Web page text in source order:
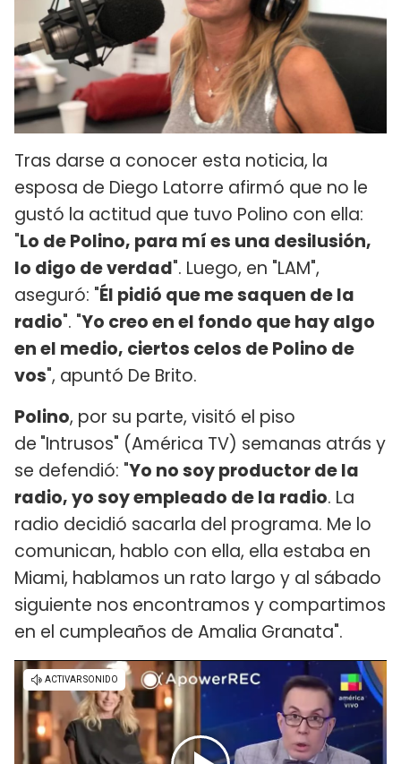
Tras darse a conocer esta noticia, la
esposa de Diego Latorre afirmó que no le
gustó la actitud que tuvo Polino con ella:
"Lo de Polino, para mí es una desilusión,
lo digo de verdad". Luego, en "LAM",
aseguró: "Él pidió que me saquen de la
radio". "Yo creo en el fondo que hay algo
en el medio, ciertos celos de Polino de
vos", apuntó De Brito.
Polino, por su parte, visitó el piso
de "Intrusos" (América TV) semanas atrás y
se defendió: "Yo no soy productor de la
radio, yo soy empleado de la radio. La
radio decidió sacarla del programa. Me lo
comunican, hablo con ella, ella estaba en
Miami, hablamos un rato largo y al sábado
siguiente nos encontramos y compartimos
en el cumpleaños de Amalia Granata".